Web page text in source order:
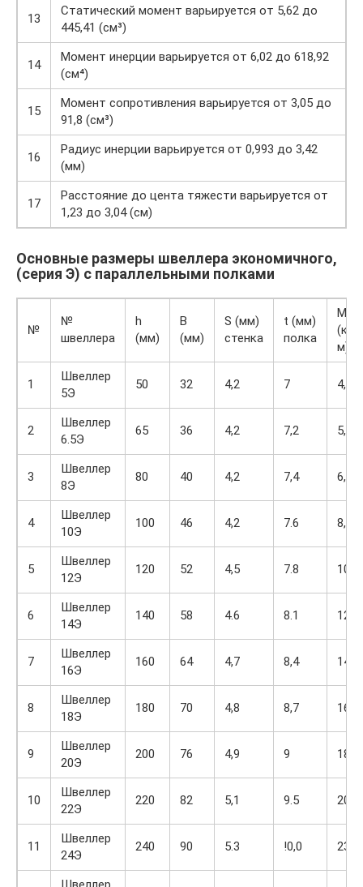
13
Статический момент варьируется от 5,62 до
445,41 (см³)
14
Момент инерции варьируется от 6,02 до 618,92
(см⁴)
15
Момент сопротивления варьируется от 3,05 до
91,8 (см³)
16
Радиус инерции варьируется от 0,993 до 3,42
(мм)
17
Расстояние до цента тяжести варьируется от
1,23 до 3,04 (см)
Основные размеры швеллера экономичного,
(серия Э) с параллельными полками
№
№
швеллера
h
(мм)
B
(мм)
S (мм)
стенка
t (мм)
полка
M
(кг/
м)
1
Швеллер
5Э
50 32 4,2 7 4,79
2
Швеллер
6.5Э
65 36 4,2 7,2 5,82
3
Швеллер
8Э
80 40 4,2 7,4 6,92
4
Швеллер
10Э
100 46 4,2 7.6 8,47
5
Швеллер
12Э
120 52 4,5 7.8
6
Швеллер
14Э
140 58 4.6 8.1
7
Швеллер
16Э
160 64 4,7 8,4
8
Швеллер
18Э
180 70 4,8 8,7
9
Швеллер
20Э
200 76 4,9 9
10
Швеллер
22Э
220 82 5,1 9.5
11
Швеллер
24Э
240 90 5.3 !0,0